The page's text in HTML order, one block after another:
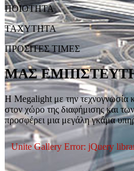
ΠΟΙΟΤΗΤΑ
ΤΑΧΥΤΗΤΑ
ΠΡΟΣΙΤΕΣ ΤΙΜΕΣ
ΜΑΣ
H Megalight με την τεχνογνωσία
στον χώρο της διαφήμισης και
προσφέρει μια μεγάλη γκάμα
Unite Gallery Error: jQuery